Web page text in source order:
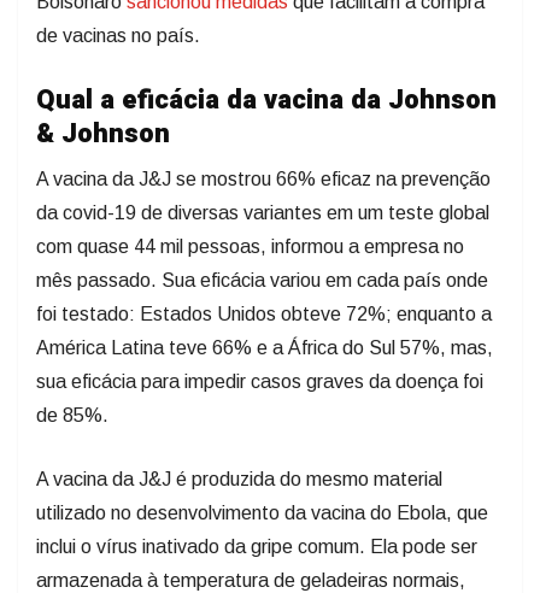
de vacinas no país.
Qual a eficácia da vacina da Johnson
& Johnson
A vacina da J&J se mostrou 66% eficaz na prevenção
da covid-19 de diversas variantes em um teste global
com quase 44 mil pessoas, informou a empresa no
mês passado. Sua eficácia variou em cada país onde
foi testado: Estados Unidos obteve 72%; enquanto a
América Latina teve 66% e a África do Sul 57%, mas,
sua eficácia para impedir casos graves da doença foi
de 85%.
A vacina da J&J é produzida do mesmo material
utilizado no desenvolvimento da vacina do Ebola, que
inclui o vírus inativado da gripe comum. Ela pode ser
armazenada à temperatura de geladeiras normais,